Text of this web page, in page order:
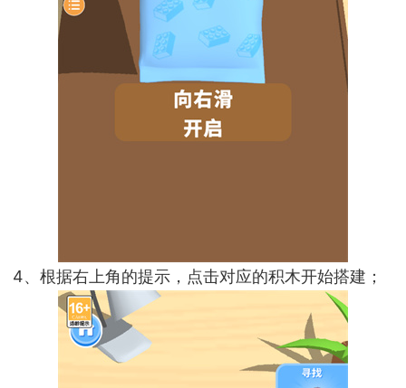
4、根据右上角的提示，点击对应的积木开始搭建；